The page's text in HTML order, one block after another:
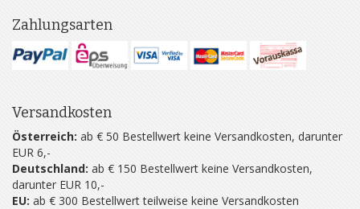
Zahlungsarten
Versandkosten
Österreich: ab € 50 Bestellwert keine Versandkosten, darunter
EUR 6,-
Deutschland: ab € 150 Bestellwert keine Versandkosten,
darunter EUR 10,-
EU: ab € 300 Bestellwert teilweise keine Versandkosten